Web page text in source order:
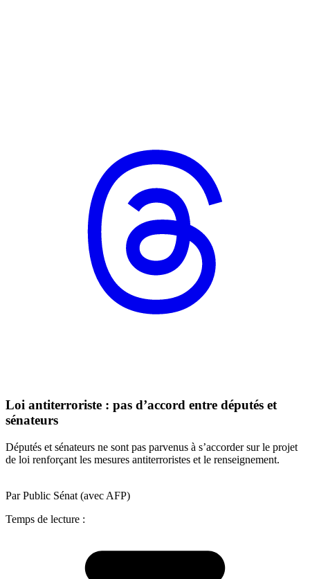
Loi antiterroriste : pas d’accord entre députés et
sénateurs
Députés et sénateurs ne sont pas parvenus à s’accorder sur le projet
de loi renforçant les mesures antiterroristes et le renseignement.
Par Public Sénat (avec AFP)
Temps de lecture :